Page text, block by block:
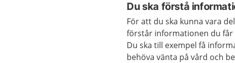
Du ska förstå
För att du ska kunna vara
förstår informationen du får
Du ska till exempel få
behöva vänta på vård och